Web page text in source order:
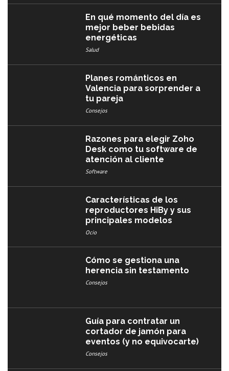
En qué momento del día es
mejor beber bebidas
energéticas
Salud
Planes románticos en
Valencia para sorprender a
tu pareja
Consejos
Razones para elegir Zoho
Desk como tu software de
atención al cliente
Software
Características de los
reproductores HiBy y sus
principales modelos
Ocio
Cómo se gestiona una
herencia sin testamento
Consejos
Guía para contratar un
cortador de jamón para
eventos (y no equivocarte)
Consejos